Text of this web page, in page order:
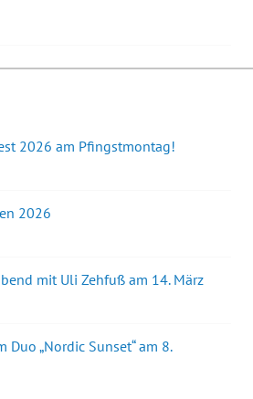
2026 am Pfingstmontag!
2026
mit Uli Zehfuß am 14. März
„Nordic Sunset“ am 8.